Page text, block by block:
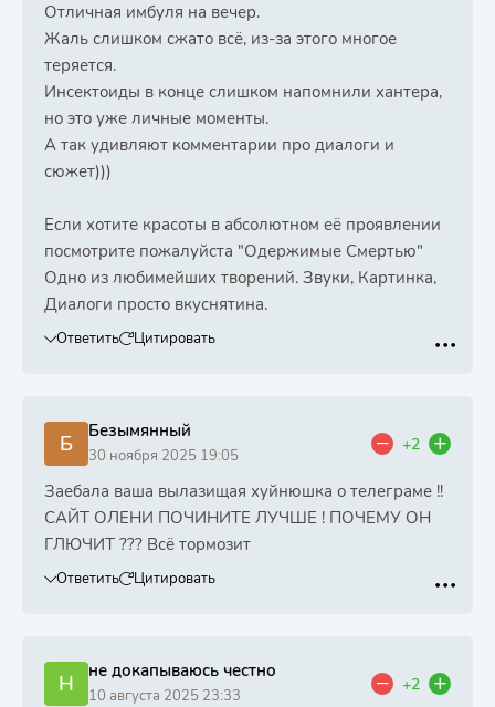
Отличная имбуля на вечер.
Жаль слишком сжато всё, из-за этого многое
теряется.
Инсектоиды в конце слишком напомнили хантера,
но это уже личные моменты.
А так удивляют комментарии про диалоги и
сюжет)))
Если хотите красоты в абсолютном её проявлении
посмотрите пожалуйста "Одержимые Смертью"
Одно из любимейших творений. Звуки, Картинка,
Диалоги просто вкуснятина.
Ответить Цитировать
Б Безымянный
30 ноября 2025 19:05
+2
Заебала ваша вылазищая хуйнюшка о телеграме !!
САЙТ ОЛЕНИ ПОЧИНИТЕ ЛУЧШЕ ! ПОЧЕМУ ОН
ГЛЮЧИТ ??? Всё тормозит
Ответить Цитировать
Н не докапываюсь честно
10 августа 2025 23:33
+2